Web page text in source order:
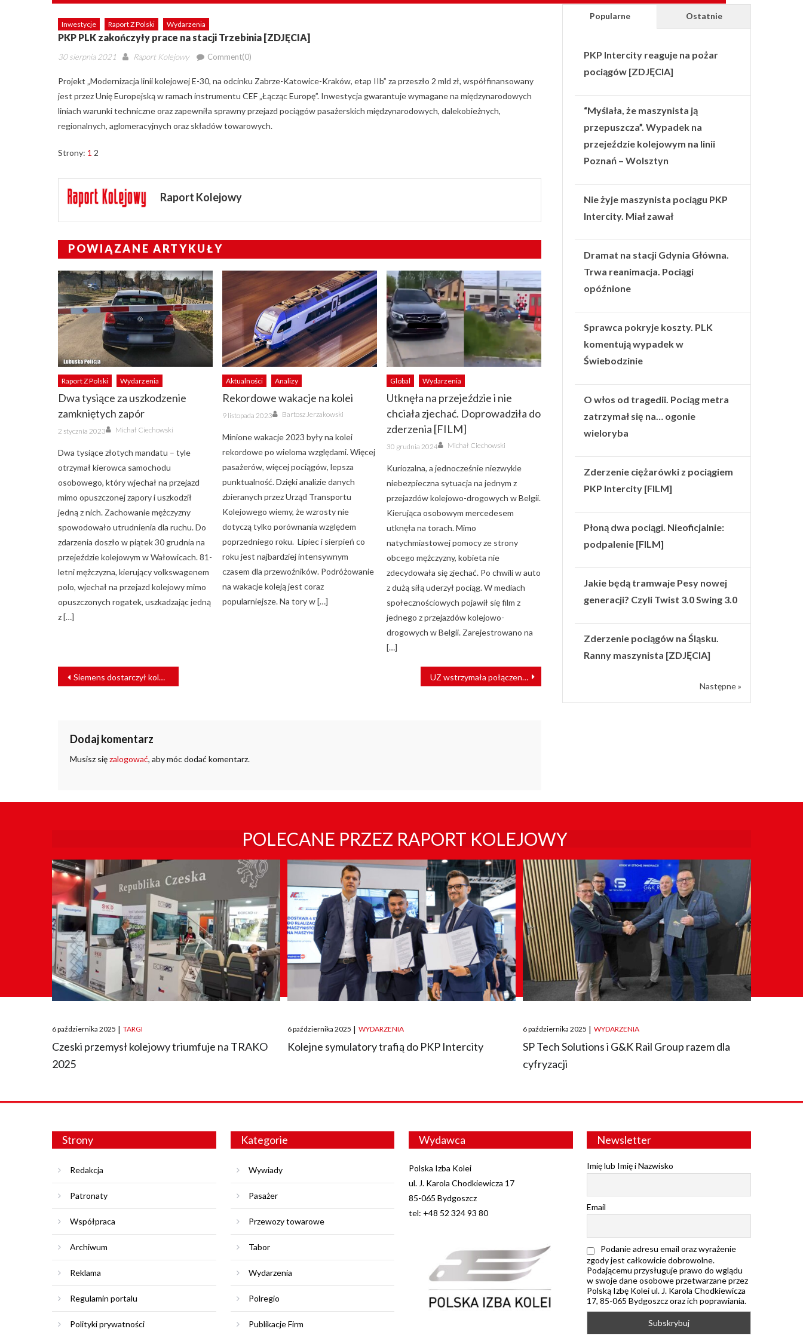
Inwestycje Raport Z Polski Wydarzenia
PKP PLK zakończyły prace na stacji Trzebinia [ZDJĘCIA]
Posted
30 sierpnia 2021 Author
Raport Kolejowy Comment(0)
Projekt „Modernizacja linii kolejowej E-30, na odcinku Zabrze-Katowice-Kraków, etap IIb” za przeszło 2 mld zł, współfinansowany
jest przez Unię Europejską w ramach instrumentu CEF „Łącząc Europę”. Inwestycja gwarantuje wymagane na międzynarodowych
liniach warunki techniczne oraz zapewniła sprawny przejazd pociągów pasażerskich międzynarodowych, dalekobieżnych,
regionalnych, aglomeracyjnych oraz składów towarowych.
Strony: 1 2
Raport Kolejowy
POWIĄZANE ARTYKUŁY
Raport Z Polski Wydarzenia
Dwa tysiące za uszkodzenie
zamkniętych zapór
Posted
on
2 stycznia 2023 Author
Michał Ciechowski
Dwa tysiące złotych mandatu – tyle
otrzymał kierowca samochodu
osobowego, który wjechał na przejazd
mimo opuszczonej zapory i uszkodził
jedną z nich. Zachowanie mężczyzny
spowodowało utrudnienia dla ruchu. Do
zdarzenia doszło w piątek 30 grudnia na
przejeździe kolejowym w Wałowicach. 81-
letni mężczyzna, kierujący volkswagenem
polo, wjechał na przejazd kolejowy mimo
opuszczonych rogatek, uszkadzając jedną
z […]
Aktualności Analizy
Rekordowe wakacje na kolei
Posted
on
9 listopada 2023 Author
Bartosz Jerzakowski
Minione wakacje 2023 były na kolei
rekordowe po wieloma względami. Więcej
pasażerów, więcej pociągów, lepsza
punktualność. Dzięki analizie danych
zbieranych przez Urząd Transportu
Kolejowego wiemy, że wzrosty nie
dotyczą tylko porównania względem
poprzedniego roku. Lipiec i sierpień co
roku jest najbardziej intensywnym
czasem dla przewoźników. Podróżowanie
na wakacje koleją jest coraz
popularniejsze. Na tory w […]
Global Wydarzenia
Utknęła na przejeździe i nie
chciała zjechać. Doprowadziła do
zderzenia [FILM]
Posted
on
30 grudnia 2024 Author
Michał Ciechowski
Kuriozalna, a jednocześnie niezwykle
niebezpieczna sytuacja na jednym z
przejazdów kolejowo-drogowych w Belgii.
Kierująca osobowym mercedesem
utknęła na torach. Mimo
natychmiastowej pomocy ze strony
obcego mężczyzny, kobieta nie
zdecydowała się zjechać. Po chwili w auto
z dużą siłą uderzył pociąg. W mediach
społecznościowych pojawił się film z
jednego z przejazdów kolejowo-
drogowych w Belgii. Zarejestrowano na
[…]
NAWIGACJA
WPISU
Siemens dostarczył kolejne pociągi Velaro RUS do Petersburga UZ wstrzymała połączenia w obwodzie donieckim. Powodem ostrzał artyleryjski
Dodaj komentarz
Musisz sięzalogować, aby móc dodać komentarz.
Popularne Ostatnie
PKP Intercity reaguje na pożar
pociągów [ZDJĘCIA]
“Myślała, że maszynista ją
przepuszcza”. Wypadek na
przejeździe kolejowym na linii
Poznań – Wolsztyn
Nie żyje maszynista pociągu PKP
Intercity. Miał zawał
Dramat na stacji Gdynia Główna.
Trwa reanimacja. Pociągi
opóźnione
Sprawca pokryje koszty. PLK
komentują wypadek w
Świebodzinie
O włos od tragedii. Pociąg metra
zatrzymał się na… ogonie
wieloryba
Zderzenie ciężarówki z pociągiem
PKP Intercity [FILM]
Płoną dwa pociągi. Nieoficjalnie:
podpalenie [FILM]
Jakie będą tramwaje Pesy nowej
generacji? Czyli Twist 3.0 Swing 3.0
Zderzenie pociągów na Śląsku.
Ranny maszynista [ZDJĘCIA]
Następne »
POLECANE PRZEZ RAPORT KOLEJOWY
Posted
on
6 października 2025 | TARGI
Czeski przemysł kolejowy triumfuje na TRAKO
2025
Posted
on
6 października 2025 | WYDARZENIA
Kolejne symulatory trafią do PKP Intercity
Posted
on
6 października 2025 | WYDARZENIA
SP Tech Solutions i G&K Rail Group razem dla
cyfryzacji
Strony
Redakcja
Patronaty
Współpraca
Archiwum
Reklama
Regulamin portalu
Polityki prywatności
Kategorie
Wywiady
Pasażer
Przewozy towarowe
Tabor
Wydarzenia
Polregio
Publikacje Firm
Wydawca
Polska Izba Kolei
ul. J. Karola Chodkiewicza 17
85-065 Bydgoszcz
tel: +48 52 324 93 80
Newsletter
Imię lub Imię i Nazwisko
Email
Podanie adresu email oraz wyrażenie
zgody jest całkowicie dobrowolne.
Podającemu przysługuje prawo do wglądu
w swoje dane osobowe przetwarzane przez
Polską Izbę Kolei ul. J. Karola Chodkiewicza
17, 85-065 Bydgoszcz oraz ich poprawiania.